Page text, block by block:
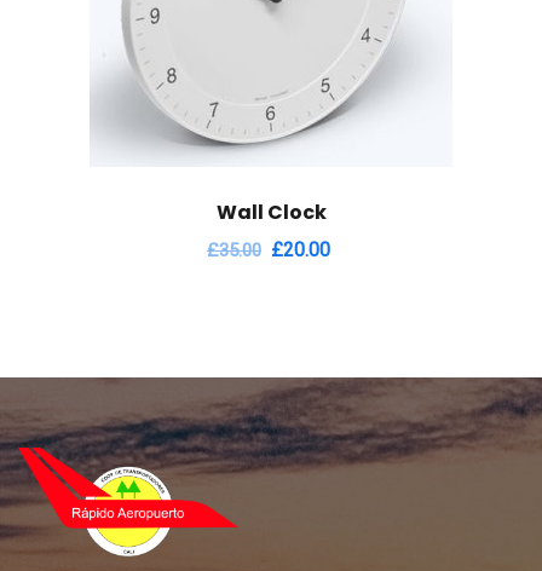
Wall Clock
£35.00 £20.00